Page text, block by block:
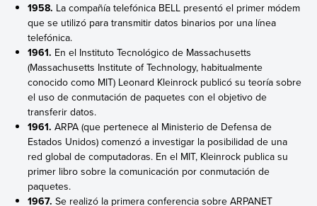
1958. La compañía telefónica BELL presentó el primer módem
que se utilizó para transmitir datos binarios por una línea
telefónica.
1961. En el Instituto Tecnológico de Massachusetts
(Massachusetts Institute of Technology, habitualmente
conocido como MIT) Leonard Kleinrock publicó su teoría sobre
el uso de conmutación de paquetes con el objetivo de
transferir datos.
1961. ARPA (que pertenece al Ministerio de Defensa de
Estados Unidos) comenzó a investigar la posibilidad de una
red global de computadoras. En el MIT, Kleinrock publica su
primer libro sobre la comunicación por conmutación de
paquetes.
1967. Se realizó la primera conferencia sobre ARPANET